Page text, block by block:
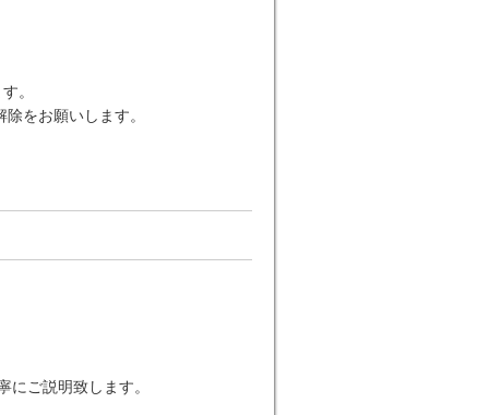
。
をお願いします。
ご説明致します。